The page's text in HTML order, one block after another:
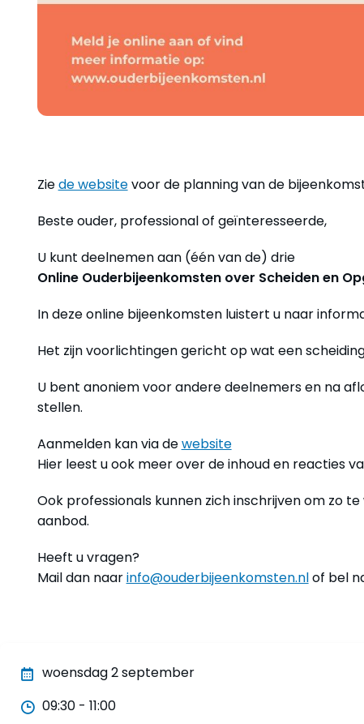
Ziede websitevoor de planning van de
Beste ouder, professional of geïnteresseerde,
U kunt deelnemen aan (één van de) drie
Online Ouderbijeenkomsten over Scheiden en
In deze online bijeenkomsten luistert u naar
Het zijn voorlichtingen gericht op wat een
U bent anoniem voor andere deelnemers en na
stellen.
Aanmelden kan via dewebsite
Hier leest u ook meer over de inhoud en reacties
Ook professionals kunnen zich inschrijven om zo
aanbod.
Heeft u vragen?
Mail dan naarinfo@ouderbijeenkomsten.nlof bel
woensdag 2 september
09:30 - 11:00